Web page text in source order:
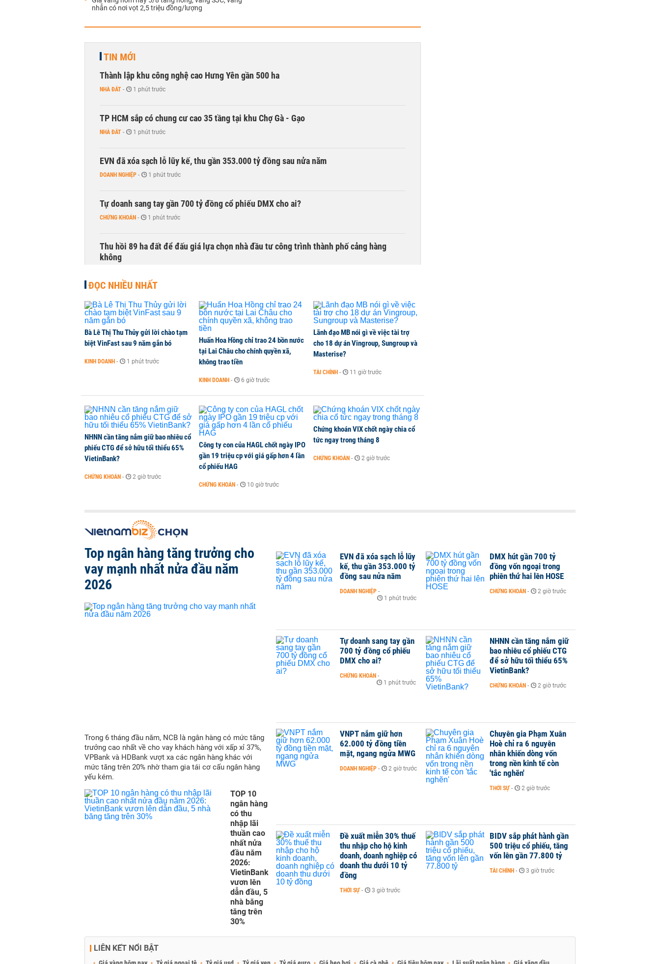
nhẫn có nơi vọt 2,5 triệu đồng/lượng
TIN MỚI
Thành lập khu công nghệ cao Hưng Yên gần 500 ha
NHÀ ĐẤT - 1 phút trước
TP HCM sắp có chung cư cao 35 tầng tại khu Chợ Gà - Gạo
NHÀ ĐẤT - 1 phút trước
EVN đã xóa sạch lỗ lũy kế, thu gần 353.000 tỷ đồng sau nửa năm
DOANH NGHIỆP - 1 phút trước
Tự doanh sang tay gần 700 tỷ đồng cổ phiếu DMX cho ai?
CHỨNG KHOÁN - 1 phút trước
Thu hồi 89 ha đất để đấu giá lựa chọn nhà đầu tư công trình thành phố cảng hàng
không
Dòng tiền ngoại bất ngờ trở lại TTCK, ai đã mua vào?
CHỨNG KHOÁN 1 phút trước
Kiến nghị đưa người bán hàng online, lao động công trình đóng BHXH bắt buộc
TikToker Khánh Sky, Vua Quạt, Hồ Văn Khoa bị khởi tố
ĐỌC NHIỀU NHẤT
Bà Lê Thị Thu Thủy gửi lời chào tạm
biệt VinFast sau 9 năm gắn bó
KINH DOANH - 1 phút trước
Huấn Hoa Hồng chỉ trao 24 bồn nước
tại Lai Châu cho chính quyền xã,
không trao tiền
KINH DOANH - 6 giờ trước
Lãnh đạo MB nói gì về việc tài trợ
cho 18 dự án Vingroup, Sungroup và
Masterise?
TÀI CHÍNH - 11 giờ trước
NHNN cần tăng nắm giữ bao nhiêu cổ
phiếu CTG để sở hữu tối thiểu 65%
VietinBank?
CHỨNG KHOÁN - 2 giờ trước
Công ty con của HAGL chốt ngày IPO
gần 19 triệu cp với giá gấp hơn 4 lần
cổ phiếu HAG
CHỨNG KHOÁN - 10 giờ trước
Chứng khoán VIX chốt ngày chia cổ
tức ngay trong tháng 8
CHỨNG KHOÁN - 2 giờ trước
Top ngân hàng tăng trưởng cho
vay mạnh nhất nửa đầu năm
2026
Trong 6 tháng đầu năm, NCB là ngân hàng có mức tăng
trưởng cao nhất về cho vay khách hàng với xấp xỉ 37%,
VPBank và HDBank vượt xa các ngân hàng khác với
mức tăng trên 20% nhờ tham gia tái cơ cấu ngân hàng
yếu kém.
TOP 10
ngân hàng
có thu
nhập lãi
thuần cao
nhất nửa
đầu năm
2026:
VietinBank
vươn lên
dẫn đầu, 5
nhà băng
tăng trên
30%
EVN đã xóa sạch lỗ lũy
kế, thu gần 353.000 tỷ
đồng sau nửa năm
DOANH NGHIỆP -
1 phút trước
DMX hút gần 700 tỷ
đồng vốn ngoại trong
phiên thứ hai lên HOSE
CHỨNG KHOÁN - 2 giờ trước
Tự doanh sang tay gần
700 tỷ đồng cổ phiếu
DMX cho ai?
CHỨNG KHOÁN -
1 phút trước
NHNN cần tăng nắm giữ
bao nhiêu cổ phiếu CTG
để sở hữu tối thiểu 65%
VietinBank?
CHỨNG KHOÁN - 2 giờ trước
VNPT nắm giữ hơn
62.000 tỷ đồng tiền
mặt, ngang ngửa MWG
DOANH NGHIỆP - 2 giờ trước
Chuyên gia Phạm Xuân
Hoè chỉ ra 6 nguyên
nhân khiến dòng vốn
trong nền kinh tế còn
'tắc nghẽn'
THỜI SỰ - 2 giờ trước
Đề xuất miễn 30% thuế
thu nhập cho hộ kinh
doanh, doanh nghiệp có
doanh thu dưới 10 tỷ
đồng
THỜI SỰ - 3 giờ trước
BIDV sắp phát hành gần
500 triệu cổ phiếu, tăng
vốn lên gần 77.800 tỷ
TÀI CHÍNH - 3 giờ trước
LIÊN KẾT NỔI BẬT